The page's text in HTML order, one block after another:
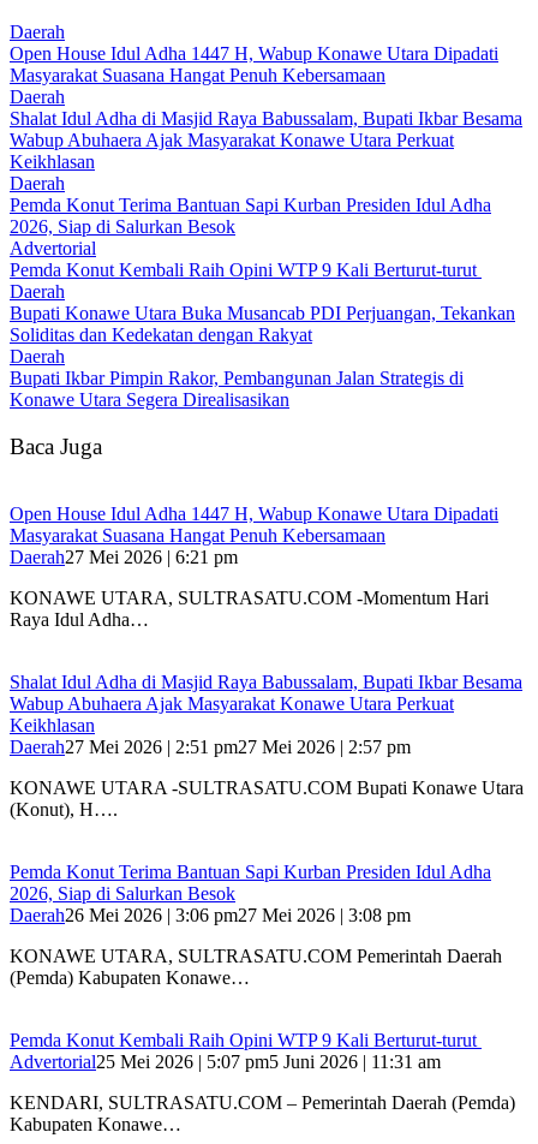
Daerah
Open House Idul Adha 1447 H, Wabup Konawe Utara Dipadati
Masyarakat Suasana Hangat Penuh Kebersamaan
Daerah
Shalat Idul Adha di Masjid Raya Babussalam, Bupati Ikbar Besama
Wabup Abuhaera Ajak Masyarakat Konawe Utara Perkuat
Keikhlasan
Daerah
Pemda Konut Terima Bantuan Sapi Kurban Presiden Idul Adha
2026, Siap di Salurkan Besok
Advertorial
Pemda Konut Kembali Raih Opini WTP 9 Kali Berturut-turut
Daerah
Bupati Konawe Utara Buka Musancab PDI Perjuangan, Tekankan
Soliditas dan Kedekatan dengan Rakyat
Daerah
Bupati Ikbar Pimpin Rakor, Pembangunan Jalan Strategis di
Konawe Utara Segera Direalisasikan
Baca Juga
Open House Idul Adha 1447 H, Wabup Konawe Utara Dipadati
Masyarakat Suasana Hangat Penuh Kebersamaan
Daerah27 Mei 2026 | 6:21 pm
KONAWE UTARA, SULTRASATU.COM -Momentum Hari
Raya Idul Adha…
Shalat Idul Adha di Masjid Raya Babussalam, Bupati Ikbar Besama
Wabup Abuhaera Ajak Masyarakat Konawe Utara Perkuat
Keikhlasan
Daerah27 Mei 2026 | 2:51 pm27 Mei 2026 | 2:57 pm
KONAWE UTARA -SULTRASATU.COM Bupati Konawe Utara
(Konut), H….
Pemda Konut Terima Bantuan Sapi Kurban Presiden Idul Adha
2026, Siap di Salurkan Besok
Daerah26 Mei 2026 | 3:06 pm27 Mei 2026 | 3:08 pm
KONAWE UTARA, SULTRASATU.COM Pemerintah Daerah
(Pemda) Kabupaten Konawe…
Pemda Konut Kembali Raih Opini WTP 9 Kali Berturut-turut
Advertorial25 Mei 2026 | 5:07 pm5 Juni 2026 | 11:31 am
KENDARI, SULTRASATU.COM – Pemerintah Daerah (Pemda)
Kabupaten Konawe…